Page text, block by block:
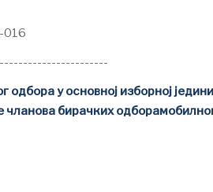
016
у основној изборној
чланова бирачких